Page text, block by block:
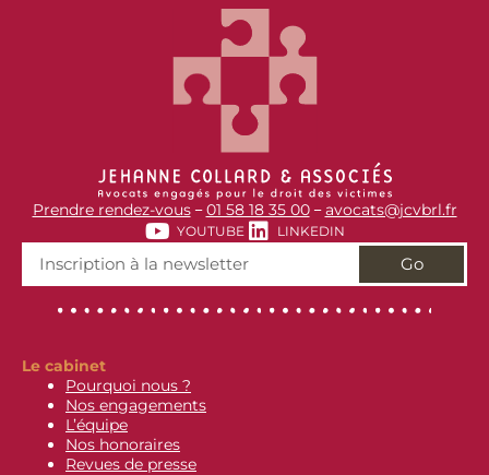
Prendre rendez-vous–01 58 18 35 00–avocats@jcvbrl.fr
YOUTUBE LINKEDIN
Go
Le cabinet
Pourquoi nous ?
Nos engagements
L’équipe
Nos honoraires
Revues de presse